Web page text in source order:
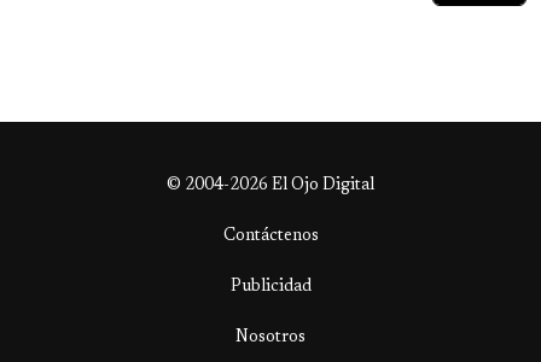
© 2004-2026 El Ojo Digital
Contáctenos
Publicidad
Nosotros